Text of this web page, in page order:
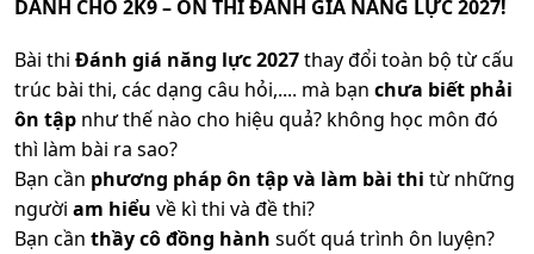
DÀNH CHO 2K9 – ÔN THI ĐÁNH GIÁ NĂNG LỰC 2027!
Bài thi Đánh giá năng lực 2027thay đổi toàn bộ từ cấu
trúc bài thi, các dạng câu hỏi,.... mà bạn chưa biết phải
ôn tập như thế nào cho hiệu quả? không học môn đó
thì làm bài ra sao?
Bạn cần phương pháp ôn tập và làm bài thi từ những
người am hiểu về kì thi và đề thi?
Bạn cần thầy cô đồng hành suốt quá trình ôn luyện?